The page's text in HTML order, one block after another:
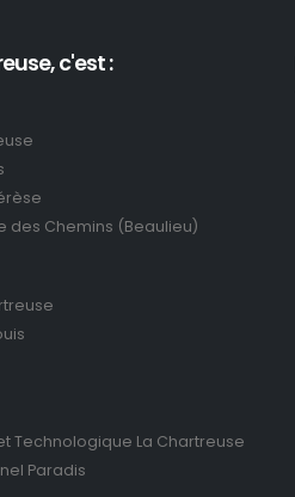
c'est :
des Chemins (Beaulieu)
Technologique La Chartreuse
Paradis